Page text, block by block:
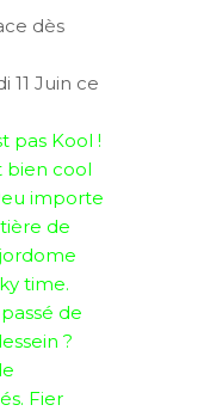
dès
11 Juin ce
pas Kool !
bien cool
importe
de
time.
de
?
Fier